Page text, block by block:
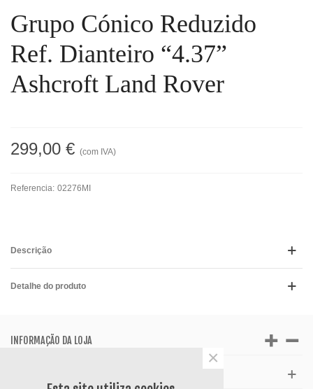
Grupo Cónico Reduzido
Ref. Dianteiro “4.37”
Ashcroft Land Rover
299,00 € (com IVA)
Referencia: 02276MI
Descrição
Detalhe do produto
INFORMAÇÃO DA LOJA
×